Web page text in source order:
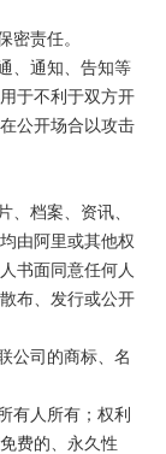
责任。
、通知、告知等
于不利于双方开
公开场合以攻击
档案、资讯、
由阿里或其他权
书面同意任何人
布、发行或公开
公司的商标、名
有人所有；权利
费的、永久性